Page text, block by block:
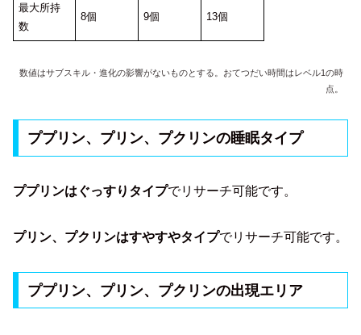
最大所持
数
8個 9個 13個
数値はサブスキル・進化の影響がないものとする。おてつだい時間はレベル1の時
点。
ププリン、プリン、プクリンの睡眠タイプ
ププリンはぐっすりタイプでリサーチ可能です。
プリン、プクリンはすやすやタイプでリサーチ可能です。
ププリン、プリン、プクリンの出現エリア